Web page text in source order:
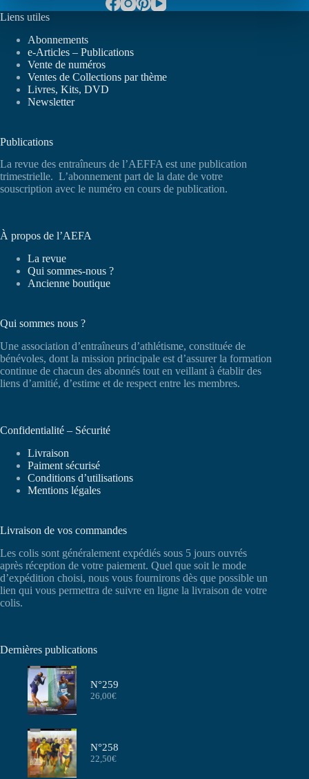
Liens utiles
Abonnements
e-Articles – Publications
Vente de numéros
Ventes de Collections par thème
Livres, Kits, DVD
Newsletter
Publications
La revue des entraîneurs de l’AEFFA est une publication
trimestrielle. L’abonnement part de la date de votre
souscription avec le numéro en cours de publication.
À propos de l’AEFA
La revue
Qui sommes-nous ?
Ancienne boutique
Qui sommes nous ?
Une association d’entraîneurs d’athlétisme, constituée de
bénévoles, dont la mission principale est d’assurer la formation
continue de chacun des abonnés tout en veillant à établir des
liens d’amitié, d’estime et de respect entre les membres.
Confidentialité – Sécurité
Livraison
Paiment sécurisé
Conditions d’utilisations
Mentions légales
Livraison de vos commandes
Les colis sont généralement expédiés sous 5 jours ouvrés
après réception de votre paiement. Quel que soit le mode
d’expédition choisi, nous vous fournirons dès que possible un
lien qui vous permettra de suivre en ligne la livraison de votre
colis.
Dernières publications
N°259
26,00€
N°258
22,50€